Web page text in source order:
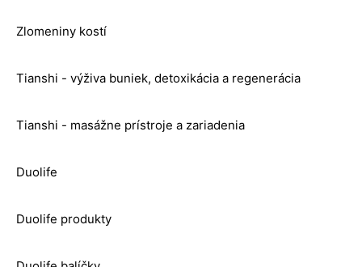
Zlomeniny kostí
Tianshi - výživa buniek, detoxikácia a regenerácia
Tianshi - masážne prístroje a zariadenia
Duolife
Duolife produkty